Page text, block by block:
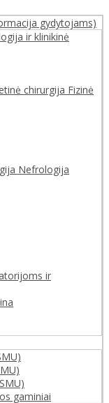
gydytojams)
ir klinikinė
chirurgija Fizinė
Nefrologija
ir
gaminiai